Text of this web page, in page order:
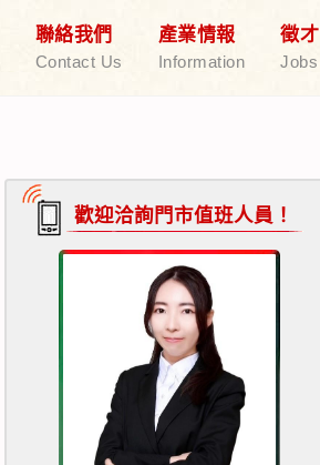
聯絡我們
Contact Us
產業情報
Information
徵才
Jobs
歡迎洽詢門市值班人員！